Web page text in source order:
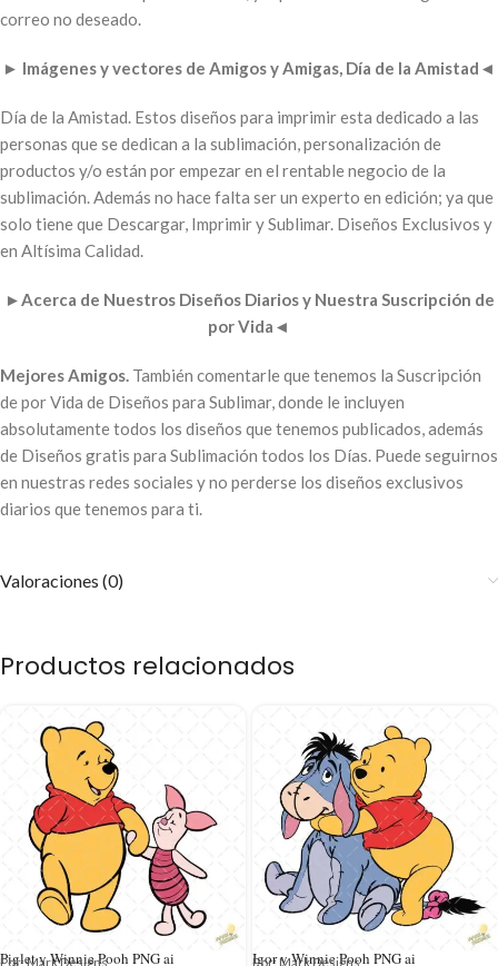
correo no deseado.
► Imágenes y vectores de Amigos y Amigas, Día de la Amistad ◄
Día de la Amistad. Estos diseños para imprimir esta dedicado a las
personas que se dedican a la sublimación, personalización de
productos y/o están por empezar en el rentable negocio de la
sublimación. Además no hace falta ser un experto en edición; ya que
solo tiene que Descargar, Imprimir y Sublimar. Diseños Exclusivos y
en Altísima Calidad.
►Acerca de Nuestros Diseños Diarios y Nuestra Suscripción de
por Vida ◄
Mejores Amigos. También comentarle que tenemos la Suscripción
de por Vida de Diseños para Sublimar, donde le incluyen
absolutamente todos los diseños que tenemos publicados, además
de Diseños gratis para Sublimación todos los Días. Puede seguirnos
en nuestras redes sociales y no perderse los diseños exclusivos
diarios que tenemos para ti.
Valoraciones (0)
Productos relacionados
Piglet y Winnie Pooh PNG ai
Por: Mark Designs Igor y Winnie Pooh PNG ai
Por: Mark Designs